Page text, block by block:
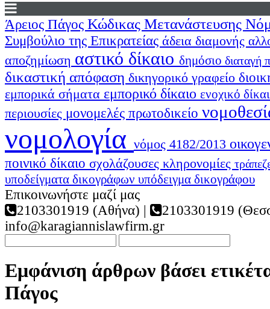
Άρειος Πάγος Κώδικας Μετανάστευσης
Συμβούλιο της Επικρατείας άδεια διαμονής
αποζημίωση αστικό δίκαιο δημόσιο διαταγή
δικαστική απόφαση δικηγορικό γραφείο
εμπορικά σήματα εμπορικό δίκαιο ενοχικό
περιουσίες μονομελές πρωτοδικείο
νομολογία νόμος 4182/2013
ποινικό δίκαιο σχολάζουσες κληρονομίες
υποδείγματα δικογράφων υπόδειγμα δικογράφου
Επικοινωνήστε μαζί μας
2103301919 (Αθήνα) |
2103301919
info@karagiannislawfirm.gr
Εμφάνιση άρθρων βάσει
Πάγος